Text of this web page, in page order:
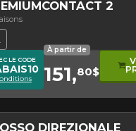
2
niveau sonore
de roulement
LE CODE
À partir de
151,80$
DIREZIONALE